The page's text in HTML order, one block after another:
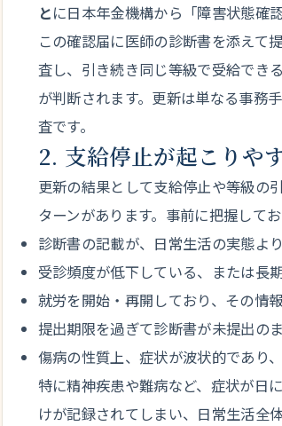
とに日本年金機構から「障害状態確
この確認届に医師の診断書を添えて
査し、引き続き同じ等級で受給でき
が判断されます。更新は単なる事務
査です。
2. 支給停止が起こりや
更新の結果として支給停止や等級の
ターンがあります。事前に把握して
診断書の記載が、日常生活の実態よ
受診頻度が低下している、または長
就労を開始・再開しており、その情
提出期限を過ぎて診断書が未提出の
傷病の性質上、症状が波状的であり
特に精神疾患や難病など、症状が日
けが記録されてしまい、日常生活全